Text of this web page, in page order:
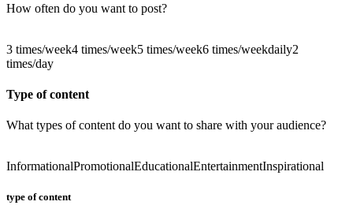
How often do you want to post?
3 times/week4 times/week5 times/week6 times/weekdaily2
times/day
Type of content
What types of content do you want to share with your audience?
InformationalPromotionalEducationalEntertainmentInspirational
type of content